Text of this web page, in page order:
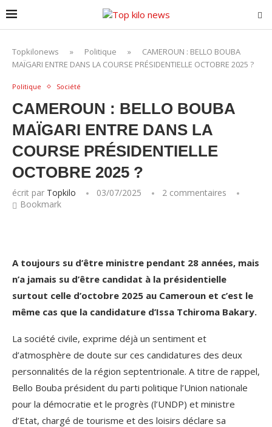
Topkilonews » Politique »
CAMEROUN : BELLO BOUBA
MAÏGARI ENTRE DANS LA COURSE PRÉSIDENTIELLE OCTOBRE 2025 ?
Politique Société
CAMEROUN : BELLO BOUBA
MAÏGARI ENTRE DANS LA
COURSE PRÉSIDENTIELLE
OCTOBRE 2025 ?
écrit par Topkilo 03/07/2025
2 commentaires
Bookmark
A toujours su d’être ministre pendant 28 années, mais
n’a jamais su d’être candidat à la présidentielle
surtout celle d’octobre 2025 au Cameroun et c’est le
même cas que la candidature d’Issa Tchiroma Bakary.
La société civile, exprime déjà un sentiment et
d’atmosphère de doute sur ces candidatures des deux
personnalités de la région septentrionale. A titre de rappel,
Bello Bouba président du parti politique l’Union nationale
pour la démocratie et le progrès (l’UNDP) et ministre
d’Etat, chargé de tourisme et des loisirs déclare sa